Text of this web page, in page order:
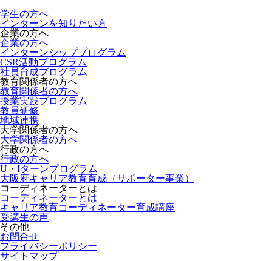
学生の方へ
インターンを知りたい方
企業の方へ
企業の方へ
インターンシッププログラム
CSR活動プログラム
社員育成プログラム
教育関係者の方へ
教育関係者の方へ
授業実践プログラム
教員研修
地域連携
大学関係者の方へ
大学関係者の方へ
行政の方へ
行政の方へ
U・Iターンプログラム
大阪府キャリア教育育成（サポーター事業）
コーディネーターとは
コーディネーターとは
キャリア教育コーディネーター育成講座
受講生の声
その他
お問合せ
プライバシーポリシー
サイトマップ